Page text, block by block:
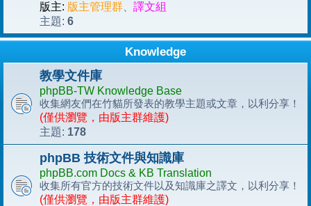
版主: 版主管理群
譯文組
主題: 6
Knowledge
教學文件庫
phpBB-TW Knowledge Base
收集網友們在竹貓所發表的教學主題或文章，以利分享！
(僅供瀏覽，由版主群維護)
主題: 178
phpBB 技術文件與知識庫
phpBB.com Docs & KB Translation
收集所有官方的技術文件以及知識庫之譯文，以利分享！
(僅供瀏覽，由版主群維護)